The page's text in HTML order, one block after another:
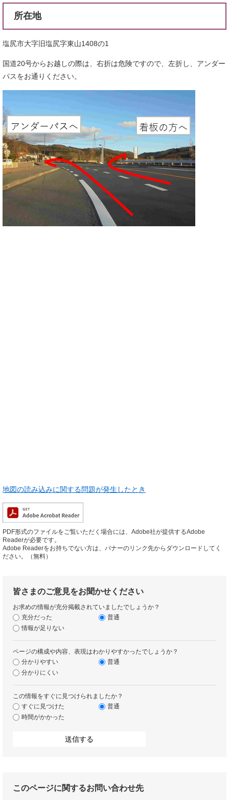
所在地
塩尻市大字旧塩尻字東山1408の1
国道20号からお越しの際は、右折は危険ですので、左折し、アンダー
パスをお通りください。
地図の読み込みに関する問題が発生したとき
PDF形式のファイルをご覧いただく場合には、Adobe社が提供するAdobe
Readerが必要です。
Adobe Readerをお持ちでない方は、バナーのリンク先からダウンロードしてく
ださい。（無料）
皆さまのご意見をお聞かせください
お求めの情報が充分掲載されていましたでしょうか？
充分だった
普通
情報が足りない
ページの構成や内容、表現はわかりやすかったでしょうか？
分かりやすい
普通
分かりにくい
この情報をすぐに見つけられましたか？
すぐに見つけた
普通
時間がかかった
このページに関するお問い合わせ先